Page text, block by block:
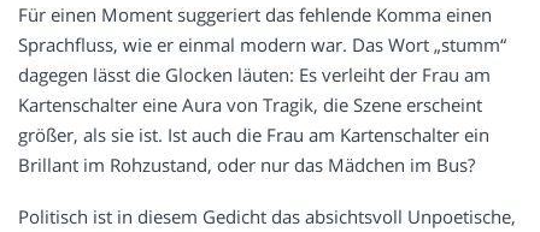
Für einen Moment suggeriert das fehlende Komma einen
Sprachfluss, wie er einmal modern war. Das Wort „stumm“
dagegen lässt die Glocken läuten: Es verleiht der Frau am
Kartenschalter eine Aura von Tragik, die Szene erscheint
größer, als sie ist. Ist auch die Frau am Kartenschalter ein
Brillant im Rohzustand, oder nur das Mädchen im Bus?
Politisch ist in diesem Gedicht das absichtsvoll Unpoetische,